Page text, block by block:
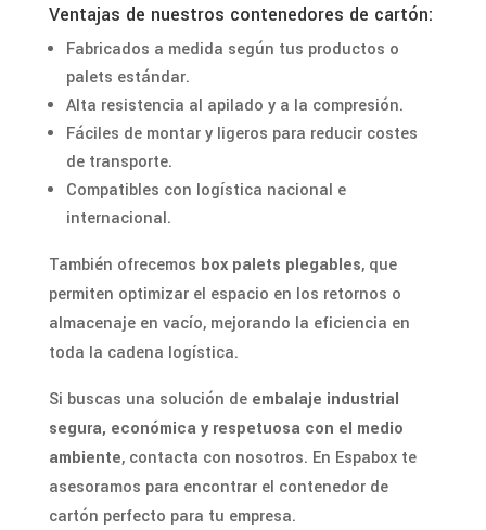
Ventajas de nuestros contenedores de cartón:
Fabricados a medida según tus productos o
palets estándar.
Alta resistencia al apilado y a la compresión.
Fáciles de montar y ligeros para reducir costes
de transporte.
Compatibles con logística nacional e
internacional.
También ofrecemos box palets plegables, que
permiten optimizar el espacio en los retornos o
almacenaje en vacío, mejorando la eficiencia en
toda la cadena logística.
Si buscas una solución de embalaje industrial
segura, económica y respetuosa con el medio
ambiente, contacta con nosotros. En Espabox te
asesoramos para encontrar el contenedor de
cartón perfecto para tu empresa.